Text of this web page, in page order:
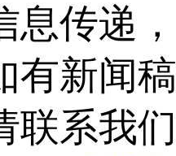
息传递
有新闻
联系我